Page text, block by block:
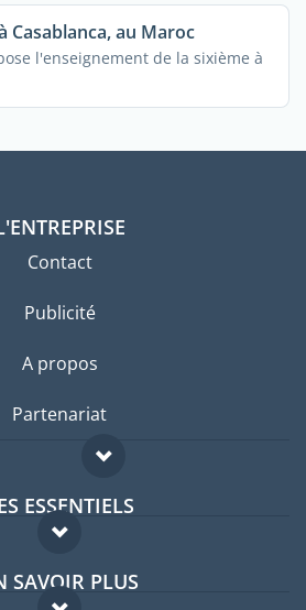
Casablanca, au Maroc
l'enseignement de la sixième à
Contact
Publicité
A propos
Partenariat
ESSENTIELS
Forum expatriés
Guides pays
SAVOIR PLUS